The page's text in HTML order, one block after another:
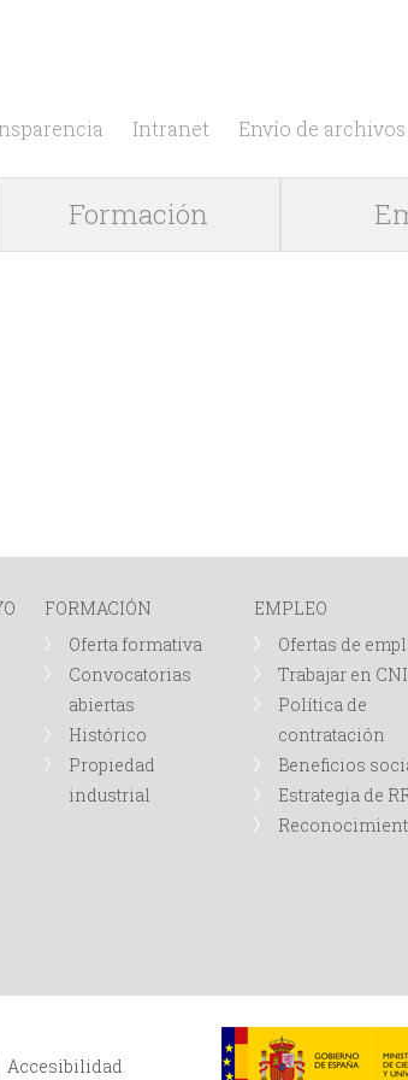
Intranet Envío de archivos
Formación
FORMACIÓN
Oferta formativa
Convocatorias
abiertas
Histórico
Propiedad
industrial
EMPLEO
Ofertas de
Trabajar en
Política de
contratación
Beneficios
Estrategia de
Accesibilidad